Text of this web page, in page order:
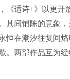
《适诗+》以更开
其间铺陈的意象
恒在潮汐往复间
。两部作品互为